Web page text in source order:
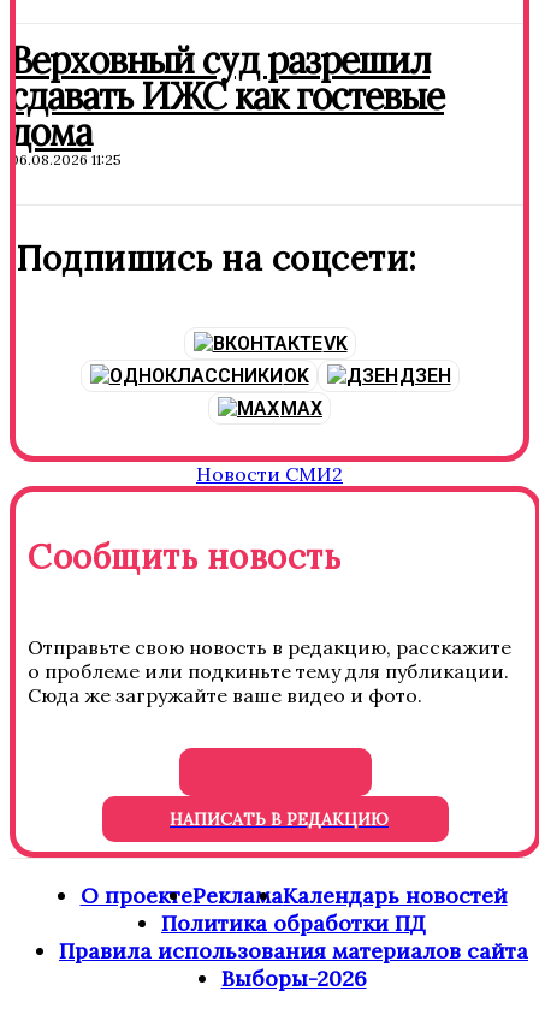
Верховный суд разрешил
сдавать ИЖС как гостевые
дома
06.08.2026 11:25
Подпишись на соцсети:
VK
OK
ДЗЕН
MAX
Новости СМИ2
Сообщить новость
Отправьте свою новость в редакцию, расскажите
о проблеме или подкиньте тему для публикации.
Сюда же загружайте ваше видео и фото.
НАПИСАТЬ В РЕДАКЦИЮ
О проектеРекламаКалендарь новостей
Политика обработки ПД
Правила использования материалов сайта
Выборы-2026